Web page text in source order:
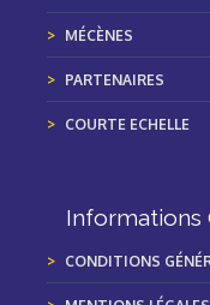
MÉCÈNES
PARTENAIRES
COURTE ECHELLE
Informations
CONDITIONS